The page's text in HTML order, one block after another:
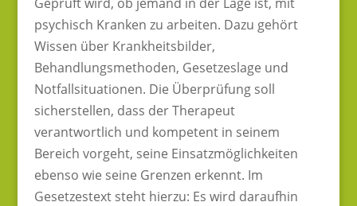
psychisch Kranken zu arbeiten. Dazu gehört
Wissen über Krankheitsbilder,
Behandlungsmethoden, Gesetzeslage und
Notfallsituationen. Die Überprüfung soll
sicherstellen, dass der Therapeut
verantwortlich und kompetent in seinem
Bereich vorgeht, seine Einsatzmöglichkeiten
ebenso wie seine Grenzen erkennt. Im
Gesetzestext steht hierzu: Es wird daraufhin